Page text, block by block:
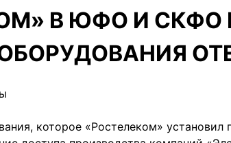
В ЮФО И СКФО
которое «Ростелеком»